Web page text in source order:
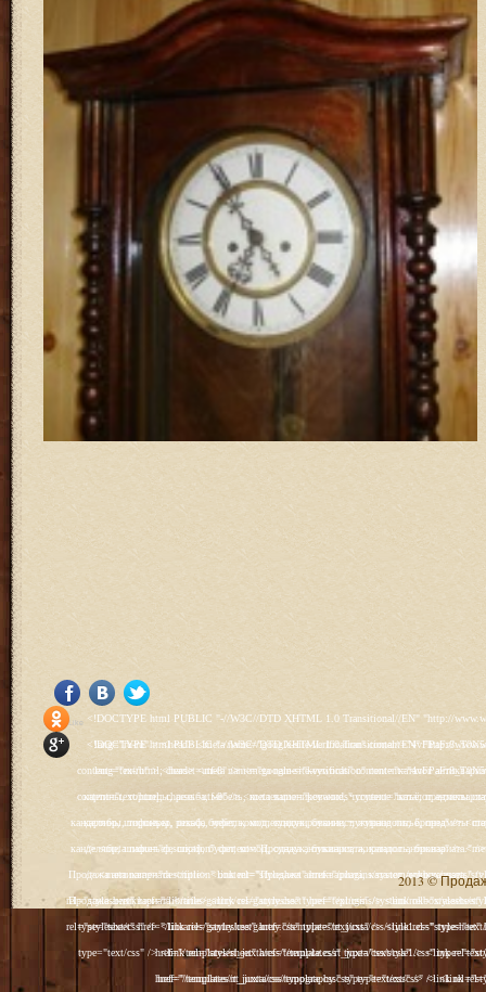
<!DOCTYPE html PUBLIC "-//W3C//DTD XHTML 1.0 Transitional//EN" "http://www.w3.org/TR/xhtml1/DTD/xhtml1-transitional.dtd"> <html xmlns="http://www.w3.org/1999/xhtml" xml:lang="ru-ru" lang="ru-ru" > <head> <meta name="google-site-verification" content="4vFPaFr8_T0N5uYcY4vh3M1DtIkbIJH6yDV7_NDqfJc" /> <base href="http://antik.1kzn.ru/" /> <meta http-equiv="content-type" content="text/html; charset=utf-8" /> <meta name="keywords" content="каталог антиквариат, часы продажа, старинные часы, напольные часы, настенные часы, каминные часы, мебель, старинные люстры, картины, торшеры, резьба, мебель, коллекционирование, чугунное литьё, предметы старины, реставрация, интерьер, модерн, классицизм, кресло, диван, мозаика, гарнитур, дуб, зеркало, светильник, канделябр, шифоньер, шкаф, буфет, комод, сундук, букинист, жирандоль, бронза" /> <meta name="rights" content="Продажа антиквариата http://antik.1kzn.ru" /> <meta name="author" content="Super User" /> <meta name="description" content="Продажа антиквариата, каталог антиквариата." /> <meta name="generator" content="Joomla! - Open Source Content Management" /> <title>Каталог антиквариата - Продажа антиквариата </title> <link rel="stylesheet" href="/plugins/system/rokbox/assets/styles/rokbox.css" type="text/css" /> <link rel="stylesheet" href="/libraries/gantry/css/grid-12.css" type="text/css" /> <link rel="stylesheet" href="/libraries/gantry/css/gantry.css" type="text/css" /> <link rel="stylesheet" href="/libraries/gantry/css/joomla.css" type="text/css" /> <link rel="stylesheet" href="/templates/rt_juxta/css/joomla.css" type="text/css" /> <link rel="stylesheet" href="/templates/rt_juxta/css/style1.css" type="text/css" /> <link rel="stylesheet" href="/templates/rt_juxta/css/demo-styles.css" type="text/css" /> <link rel="stylesheet" href="/templates/rt_juxta/css/template.css" type="text/css" /> <link rel="stylesheet" href="/templates/rt_juxta/css/template-firefox.css" type="text/css" /> <link rel="stylesheet" href="/templates/rt_juxta/css/typography.css" type="text/css" /> <link rel="stylesheet" href="/templates/rt_juxta/css/backgrounds.css" type="text/css" /> <link rel="stylesheet" href="/templates/rt_juxta/css/fusionmenu.css" type="text/css" /> <link rel="stylesheet" href="/modules/mod_roknewspager/themes/light/roknewspager.css" type="text/css" /> <style type="text/css"> #rt-main-surround ul.menu li.active > a, #rt-main-surround ul.menu li.active > .separator, #rt-main-surround ul.menu li.active > .item, #rt-main-surround .square4 ul.menu li:hover > a, #rt-main-surround .square4 ul.menu li:hover > .item, #rt-main-surround .square4 ul.menu li:hover > .separator, .roktabs-links ul li.active span, .menutop li:hover > .item, .menutop li.f-menuparent-itemfocus .item, .menutop li.active > .item {color:#660000;} a, .button, #rt-main-surround ul.menu a:hover, #rt-main-surround ul.menu .separator:hover, #rt-main-surround ul.menu .item:hover, .title1 .module-title .title, #rt-main .item_add:link, #rt-main .item_add:visited, #rt-main .simpleCart_empty:link, #rt-main .simpleCart_empty:visited, #rt-main .simpleCart_checkout:link, #rt-main .simpleCart_checkout:visited {color:#660000;} body #rt-logo {width:400px;height:200px;} </style> <script src="/media/system/js/mootools-core.js" type="text/javascript"></script> <script src="/media/system/js/core.js" type="text/javascript"></script> <script src="/media/
<!DOCTYPE html PUBLIC "-//W3C//DTD XHTML 1.0 Transitional//EN" "http://www.w3.org/TR/xhtml1/DTD/xhtml1-transitional.dtd"> <html xmlns="http://www.w3.org/1999/xhtml" xml:lang="ru-ru" lang="ru-ru" > <head> <meta name="google-site-verification" content="4vFPaFr8_T0N5uYcY4vh3M1DtIkbIJH6yDV7_NDqfJc" /> <base href="http://antik.1kzn.ru/" /> <meta http-equiv="content-type" content="text/html; charset=utf-8" /> <meta name="keywords" content="каталог антиквариат, часы продажа, старинные часы, напольные часы, настенные часы, каминные часы, мебель, старинные люстры, картины, торшеры, резьба, мебель, коллекционирование, чугунное литьё, предметы старины, реставрация, интерьер, модерн, классицизм, кресло, диван, мозаика, гарнитур, дуб, зеркало, светильник, канделябр, шифоньер, шкаф, буфет, комод, сундук, букинист, жирандоль, бронза" /> <meta name="rights" content="Продажа антиквариата http://antik.1kzn.ru" /> <meta name="author" content="Super User" /> <meta name="description" content="Продажа антиквариата, каталог антиквариата." /> <meta name="generator" content="Joomla! - Open Source Content Management" /> <title>Каталог антиквариата - Продажа антиквариата </title> <link rel="stylesheet" href="/plugins/system/rokbox/assets/styles/rokbox.css" type="text/css" /> <link rel="stylesheet" href="/libraries/gantry/css/grid-12.css" type="text/css" /> <link rel="stylesheet" href="/libraries/gantry/css/gantry.css" type="text/css" /> <link rel="stylesheet" href="/libraries/gantry/css/joomla.css" type="text/css" /> <link rel="stylesheet" href="/templates/rt_juxta/css/joomla.css" type="text/css" /> <link rel="stylesheet" href="/templates/rt_juxta/css/style1.css" type="text/css" /> <link rel="stylesheet" href="/templates/rt_juxta/css/demo-styles.css" type="text/css" /> <link rel="stylesheet" href="/templates/rt_juxta/css/template.css" type="text/css" /> <link rel="stylesheet" href="/templates/rt_juxta/css/template-firefox.css" type="text/css" /> <link rel="stylesheet" href="/templates/rt_juxta/css/typography.css" type="text/css" /> <link rel="stylesheet" href="/templates/rt_juxta/css/backgrounds.css" type="text/css" /> <link rel="stylesheet" href="/templates/rt_juxta/css/fusionmenu.css" type="text/css" /> <link rel="stylesheet" href="/modules/mod_roknewspager/themes/light/roknewspager.css" type="text/css" /> <style type="text/css"> #rt-main-surround ul.menu li.active > a, #rt-main-surround ul.menu li.active > .separator, #rt-main-surround ul.menu li.active > .item, #rt-main-surround .square4 ul.menu li:hover > a, #rt-main-surround .square4 ul.menu li:hover > .item, #rt-main-surround .square4 ul.menu li:hover > .separator, .roktabs-links ul li.active span, .menutop li:hover > .item, .menutop li.f-menuparent-itemfocus .item, .menutop li.active > .item {color:#660000;} a, .button, #rt-main-surround ul.menu a:hover, #rt-main-surround ul.menu .separator:hover, #rt-main-surround ul.menu .item:hover, .title1 .module-title .title, #rt-main .item_add:link, #rt-main .item_add:visited, #rt-main .simpleCart_empty:link, #rt-main .simpleCart_empty:visited, #rt-main .simpleCart_checkout:link, #rt-main .simpleCart_checkout:visited {color:#660000;} body #rt-logo {width:400px;height:200px;} </style> <script src="/media/system/js/mootools-core.js" type="text/javascript"></script> <script src="/media/system/js/core.js" type="text/javascript"></script> <script src="/media/
Social Like
2013 ©